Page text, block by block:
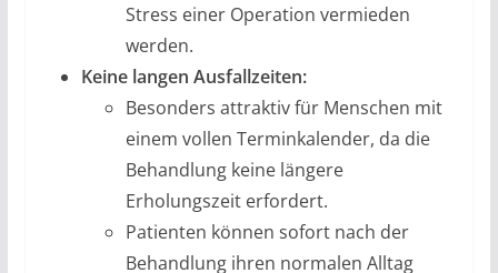
Stress einer Operation vermieden
werden.
Keine langen Ausfallzeiten:
Besonders attraktiv für Menschen mit
einem vollen Terminkalender, da die
Behandlung keine längere
Erholungszeit erfordert.
Patienten können sofort nach der
Behandlung ihren normalen Alltag